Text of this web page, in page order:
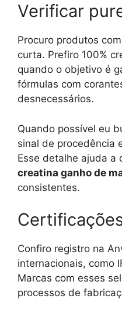
Verificar
Procuro produtos
curta. Prefiro 100%
quando o objetivo é
fórmulas com
desnecessários.
Quando possível eu
sinal de procedência
Esse detalhe ajuda a
creatina ganho de
consistentes.
Confiro registro na
internacionais, como
Marcas com esses
processos de